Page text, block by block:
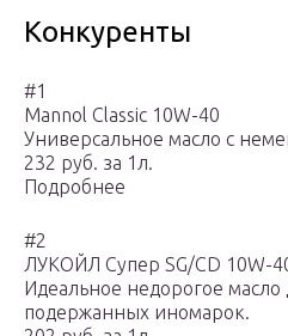
Конкуренты
#1
Mannol Classic 10W-40
Универсальное масло с
232 руб. за 1л.
Подробнее
#2
ЛУКОЙЛ Супер SG/CD 10W-
Идеальное недорогое масло
подержанных иномарок.